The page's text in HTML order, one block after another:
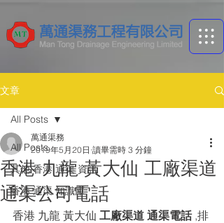
文章
All Posts
其他 香港 通渠 資訊
香港 通渠 ​知識庫
All Posts
香港 九龍 黃大仙 工廠渠道
通渠公司電話
萬通渠務
2019年5月20日 讀畢需時 3 分鐘
香港 九龍 黃大仙 工廠渠道 通渠電話 ,排